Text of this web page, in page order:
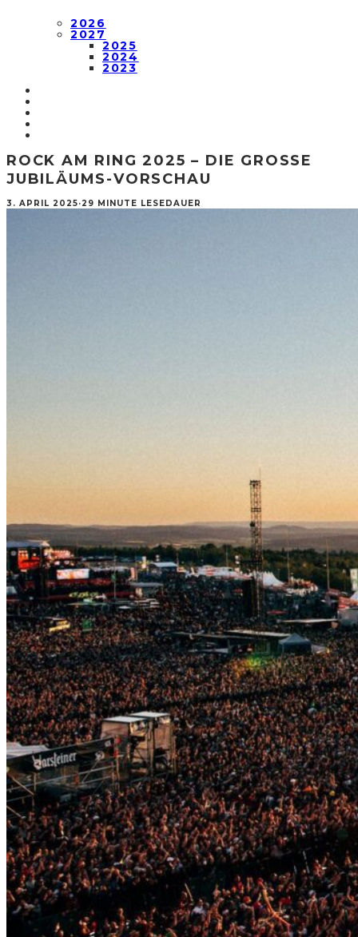
2026
2027
2025
2024
2023
ROCK AM RING 2025 – DIE GROSSE J
UBILÄUMS-VORSCHAU
3. APRIL 2025·29 MINUTE LESEDAUER